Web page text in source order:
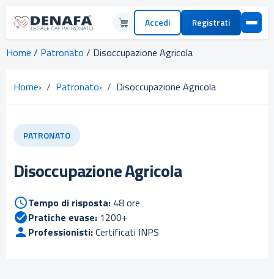
Accedi Registrati
Home / Patronato / Disoccupazione Agricola
Home› Patronato› Disoccupazione Agricola
PATRONATO
Disoccupazione Agricola
Tempo di risposta: 48 ore
Pratiche evase: 1200+
Professionisti:Certificati INPS